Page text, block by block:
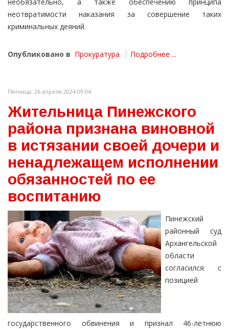
необязательно, а также обеспечению принципа
неотвратимости наказания за совершение таких
криминальных деяний.
Опубликовано в Прокуратура Подробнее ...
Пятница, 26 апреля 2024 09:04
Жительница Пинежского
района признана виновной
в истязании своей дочери и
ненадлежащем исполнении
обязанностей по ее
воспитанию
Пинежский
районный суд
Архангельской
области
согласился с
позицией
государственного обвинения и признал 46-летнюю